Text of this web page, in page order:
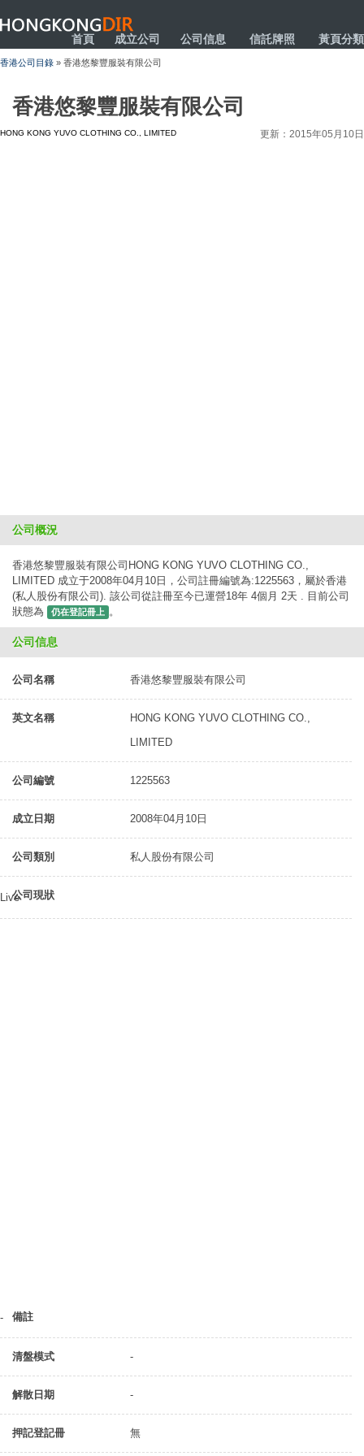
HONGKONGDIR
首頁 成立公司 公司信息 信託牌照 黃頁分類
香港公司目錄 » 香港悠黎豐服裝有限公司
香港悠黎豐服裝有限公司
HONG KONG YUVO CLOTHING CO., LIMITED 更新：2015年05月10日
公司概況
香港悠黎豐服裝有限公司HONG KONG YUVO CLOTHING CO.,
LIMITED 成立于2008年04月10日，公司註冊編號為:1225563，屬於香港
(私人股份有限公司). 該公司從註冊至今已運營18年 4個月 2天 . 目前公司
狀態為
仍在登記冊上 。
公司信息
公司名稱 香港悠黎豐服裝有限公司
英文名稱
HONG KONG YUVO CLOTHING CO.,
LIMITED
公司編號 1225563
成立日期 2008年04月10日
公司類別 私人股份有限公司
公司現狀
Live
備註
-
清盤模式 -
解散日期 -
押記登記冊 無